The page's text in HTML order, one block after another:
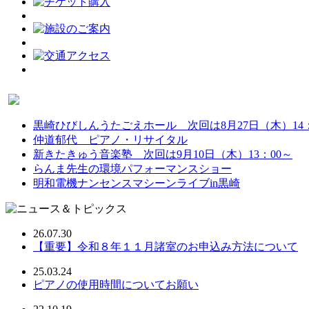
黒崎ひびしんうたごえホール 次回は8月27日（木）14
仲道郁代 ピアノ・リサイタル
新きたきゅう音楽塾 次回は9月10日（木）13：00～
らんま先生の環境パフォーマンスショー
明和電機ナンセンスマシーンライブin黒崎
26.07.30
【重要】令和８年１１月諸室のお申込み方法について
25.03.24
ピアノの使用時間についてお願い